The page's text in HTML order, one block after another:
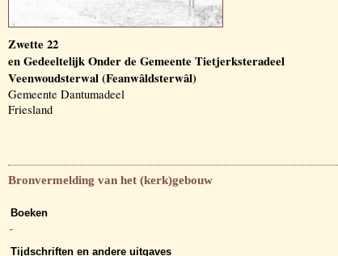
Zwette 22
en Gedeeltelijk Onder de Gemeente Tietjerksteradeel
Veenwoudsterwal (Feanwâldsterwâl)
Gemeente Dantumadeel
Friesland
Bronvermelding van het (kerk)gebouw
Boeken
-
Tijdschriften en andere uitgaves